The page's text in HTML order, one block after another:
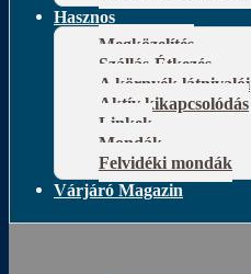
Hasznos
Megközelítés
Szállás-Étkezés
A környék látnivalói
Aktív kikapcsolódás
Linkek
Mondák
Felvidéki mondák
Várjáró Magazin